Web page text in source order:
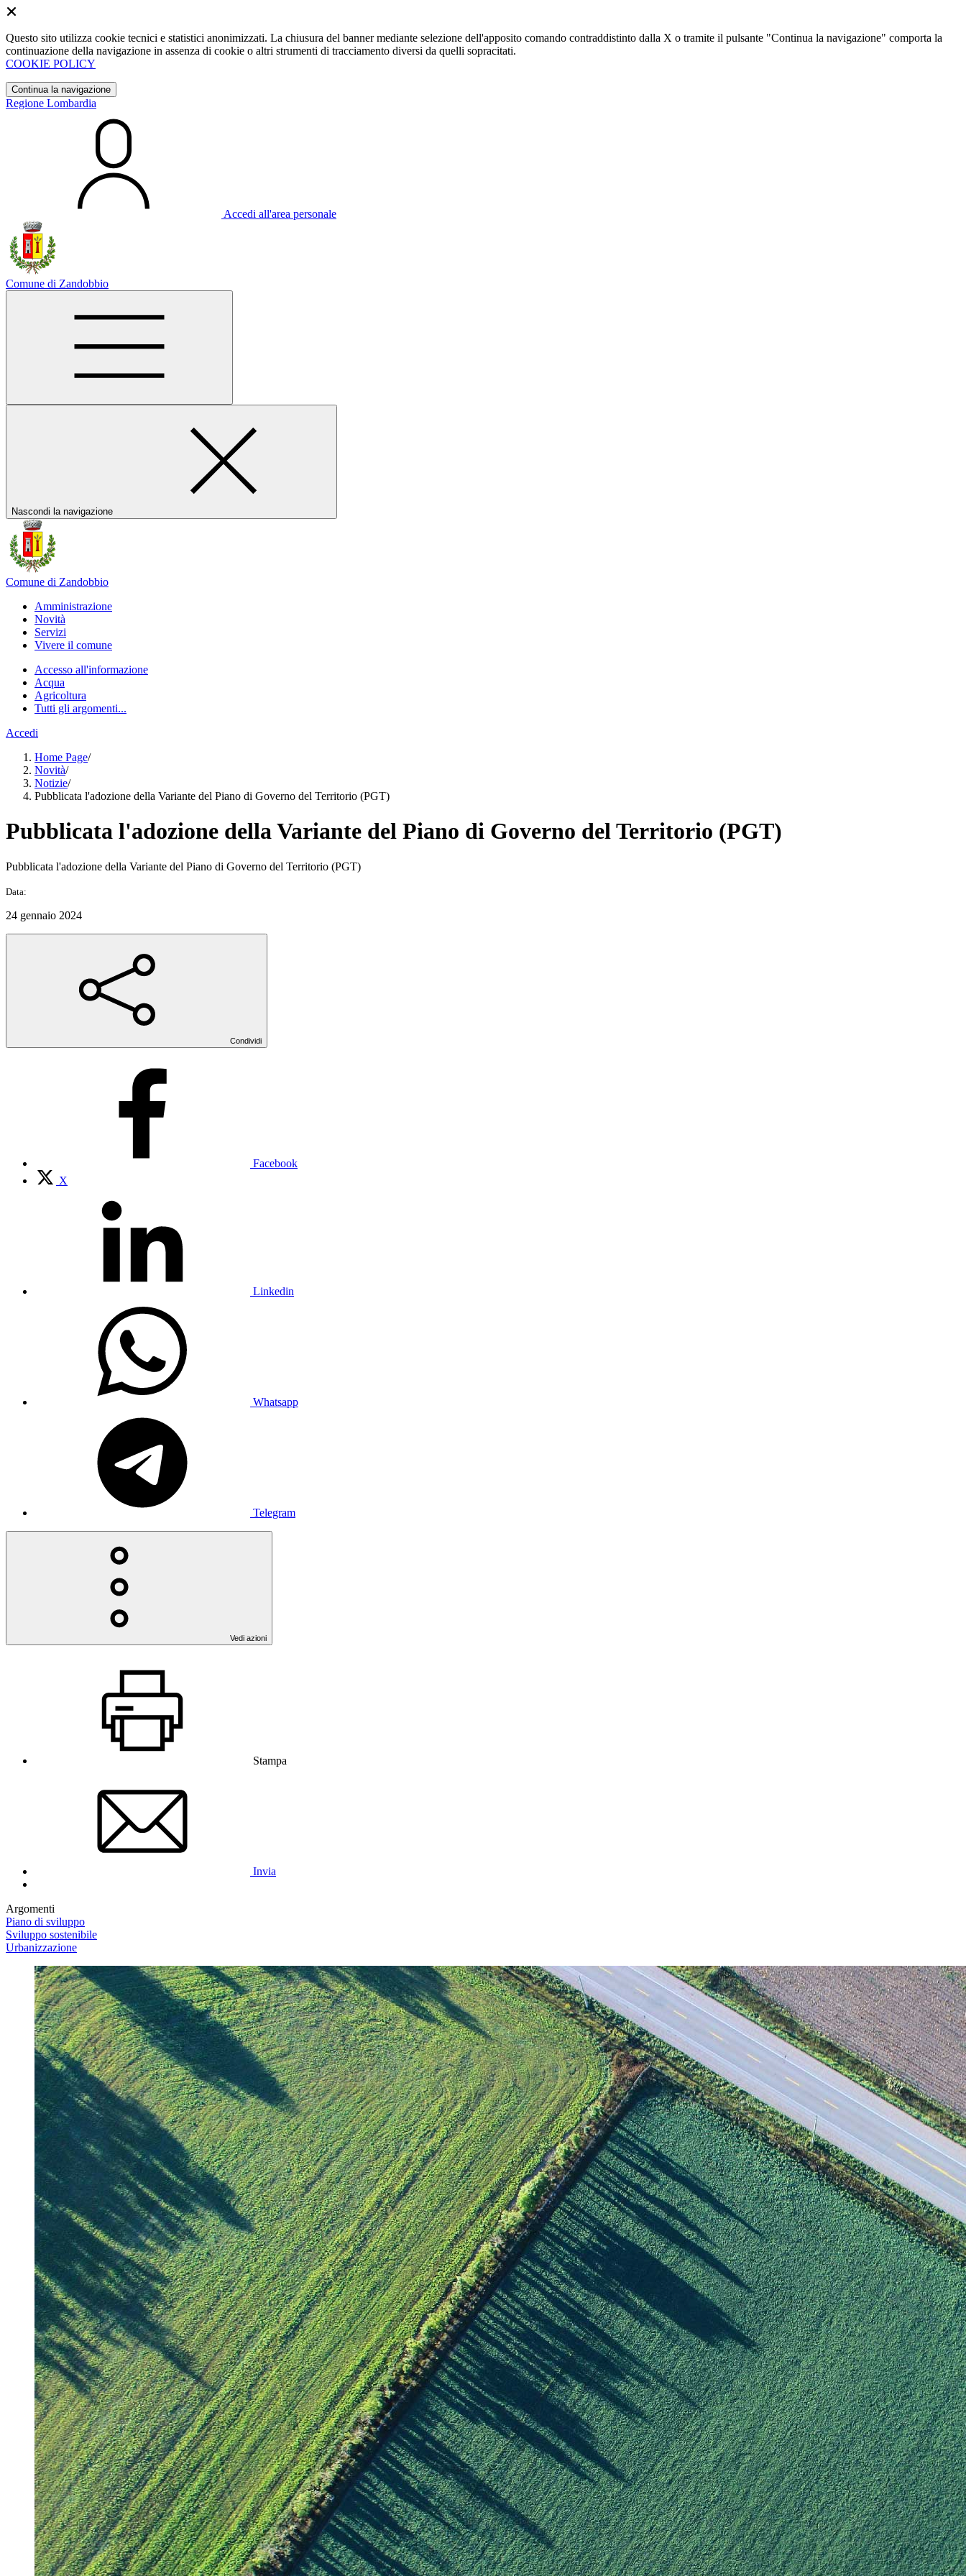
Questo sito utilizza cookie tecnici e statistici anonimizzati. La chiusura del banner mediante selezione dell'apposito comando contraddistinto dalla X o tramite il pulsante "Continua la navigazione" comporta la
continuazione della navigazione in assenza di cookie o altri strumenti di tracciamento diversi da quelli sopracitati.
COOKIE POLICY
Continua la navigazione
Regione Lombardia
Accedi all'area personale
Comune di Zandobbio
Nascondi la navigazione
Comune di Zandobbio
Amministrazione
Novità
Servizi
Vivere il comune
Accesso all'informazione
Acqua
Agricoltura
Tutti gli argomenti...
Accedi
Home Page/
Novità/
Notizie/
Pubblicata l'adozione della Variante del Piano di Governo del Territorio (PGT)
Pubblicata l'adozione della Variante del Piano di Governo del Territorio (PGT)
Pubblicata l'adozione della Variante del Piano di Governo del Territorio (PGT)
Data:
24 gennaio 2024
Condividi
Facebook
X
Linkedin
Whatsapp
Telegram
Vedi azioni
Stampa
Invia
Argomenti
Piano di sviluppo
Sviluppo sostenibile
Urbanizzazione